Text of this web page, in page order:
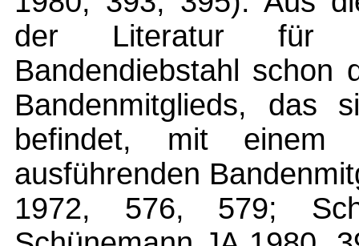
der Literatur für
Bandendiebstahl schon
Bandenmitglieds,
befindet, mit einem
ausführenden
1972, 576, 579;